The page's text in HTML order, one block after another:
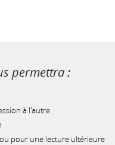
permettra :
à l'autre
pour une lecture ultérieure